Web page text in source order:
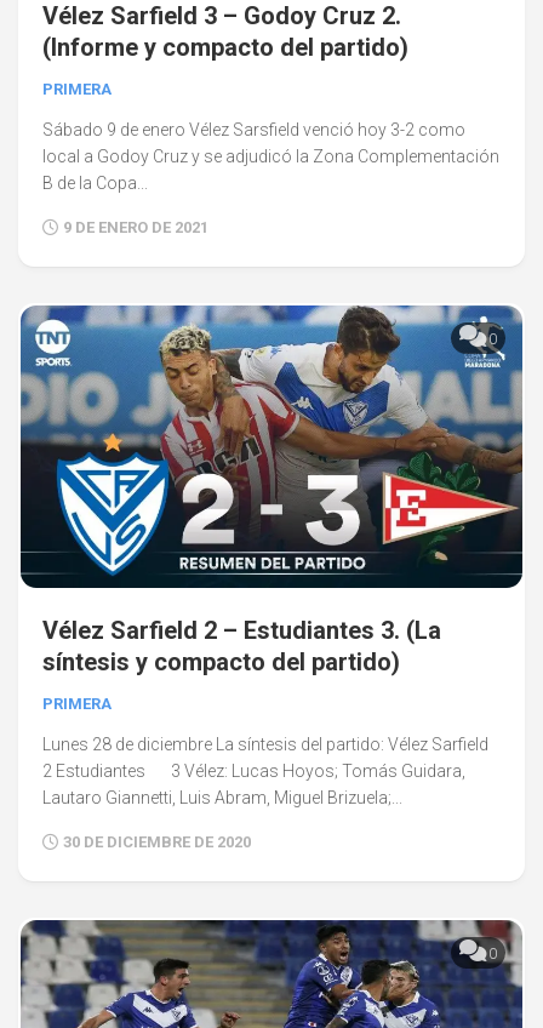
Vélez Sarfield 3 – Godoy Cruz 2.
(Informe y compacto del partido)
PRIMERA
Sábado 9 de enero Vélez Sarsfield venció hoy 3-2 como
local a Godoy Cruz y se adjudicó la Zona Complementación
B de la Copa...
9 DE ENERO DE 2021
0
Vélez Sarfield 2 – Estudiantes 3. (La
síntesis y compacto del partido)
PRIMERA
Lunes 28 de diciembre La síntesis del partido: Vélez Sarfield
2 Estudiantes 3 Vélez: Lucas Hoyos; Tomás Guidara,
Lautaro Giannetti, Luis Abram, Miguel Brizuela;...
30 DE DICIEMBRE DE 2020
0